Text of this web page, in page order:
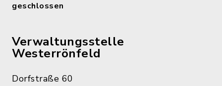
geschlossen
Verwaltungsstelle
Westerrönfeld
Dorfstraße 60